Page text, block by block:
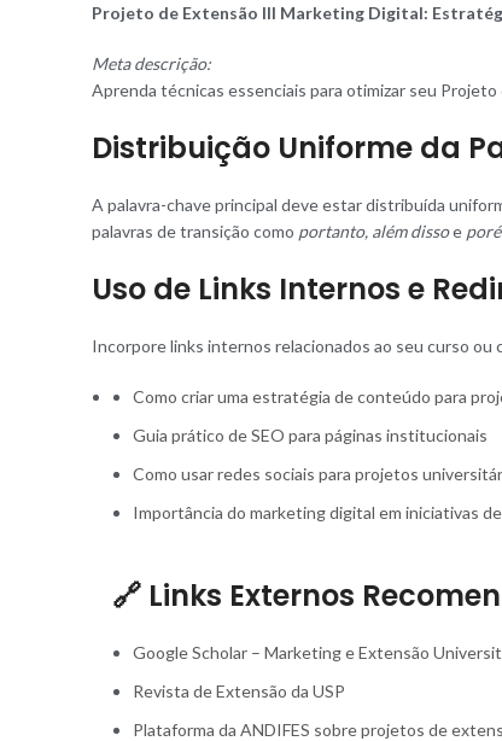
Projeto de Extensão III Marketing Digital:
Meta descrição:
Aprenda técnicas essenciais para otimizar seu
Distribuição Uniforme da
A palavra-chave principal deve estar distribuída
palavras de transição como portanto, além dissoe
Uso de Links Internos e
Incorpore links internos relacionados ao seu curso ou
Como criar uma estratégia de conteúdo para
Guia prático de SEO para páginas institucionais
Como usar redes sociais para projetos
Importância do marketing digital em iniciativas
🔗 Links Externos
Google Scholar – Marketing e Extensão
Revista de Extensão da USP
Plataforma da ANDIFES sobre projetos de